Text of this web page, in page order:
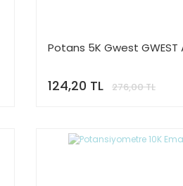
Potans 5K Gwest GWEST
124,20 TL 276,00 TL